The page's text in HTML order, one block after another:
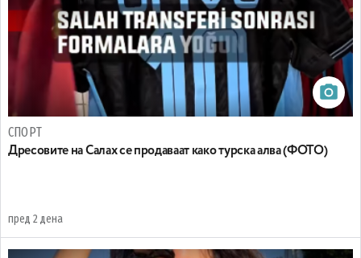
СПОРТ
Дресовите на Салах се продаваат како турска алва (ФОТО)
пред 2 дена